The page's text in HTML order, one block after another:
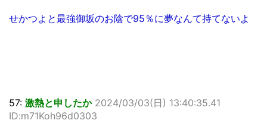
せかつよと最強御坂のお陰で95％に夢なんて持てないよ
57: 激熱と申したか 2024/03/03(日) 13:40:35.41
ID:m71Koh96d0303